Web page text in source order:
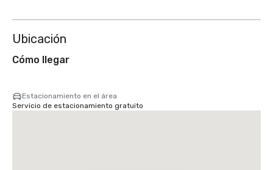
Ubicación
Cómo llegar
Estacionamiento en el área
Servicio de estacionamiento gratuito